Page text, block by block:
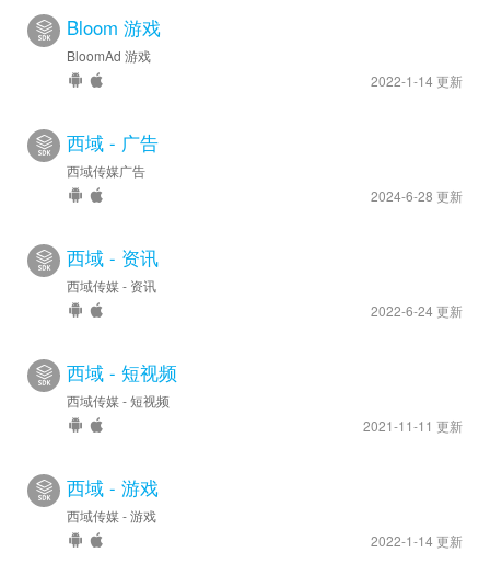
Bloom 游戏
BloomAd 游戏
2022-1-14 更新
西域 - 广告
西域传媒广告
2024-6-28 更新
西域 - 资讯
西域传媒 - 资讯
2022-6-24 更新
西域 - 短视频
西域传媒 - 短视频
2021-11-11 更新
西域 - 游戏
西域传媒 - 游戏
2022-1-14 更新